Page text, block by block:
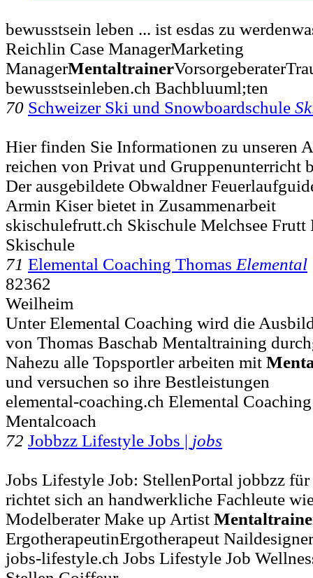
bewusstsein leben ... ist esdas zu
Reichlin Case ManagerMarketing
ManagerMentaltrainer
bewusstseinleben.ch Bachbluuml;ten
70 Schweizer Ski und Snowboardschule
Hier finden Sie Informationen zu unseren
reichen von Privat und Gruppenunterricht
Der ausgebildete Obwaldner
Armin Kiser bietet in Zusammenarbeit
skischulefrutt.ch Skischule Melchsee Frutt
Skischule
71 Elemental Coaching Thomas Elemental
82362
Weilheim
Unter Elemental Coaching wird die
von Thomas Baschab Mentaltraining
Nahezu alle Topsportler arbeiten mit
und versuchen so ihre Bestleistungen
elemental-coaching.ch Elemental
Mentalcoach
72 Jobbzz Lifestyle Jobs | jobs
Jobs Lifestyle Job: StellenPortal jobbzz
richtet sich an handwerkliche Fachleute
Modelberater Make up Artist
ErgotherapeutinErgotherapeut
jobs-lifestyle.ch Jobs Lifestyle Job